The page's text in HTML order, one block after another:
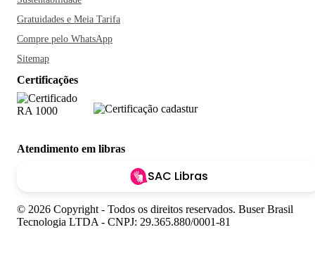
Gratuidades e Meia Tarifa
Compre pelo WhatsApp
Sitemap
Certificações
Atendimento em libras
SAC Libras
© 2026 Copyright - Todos os direitos reservados. Buser Brasil
Tecnologia LTDA - CNPJ: 29.365.880/0001-81